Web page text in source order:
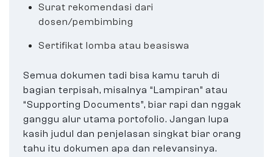
Surat rekomendasi dari
dosen/pembimbing
Sertifikat lomba atau beasiswa
Semua dokumen tadi bisa kamu taruh di
bagian terpisah, misalnya “Lampiran” atau
“Supporting Documents”, biar rapi dan nggak
ganggu alur utama portofolio. Jangan lupa
kasih judul dan penjelasan singkat biar orang
tahu itu dokumen apa dan relevansinya.